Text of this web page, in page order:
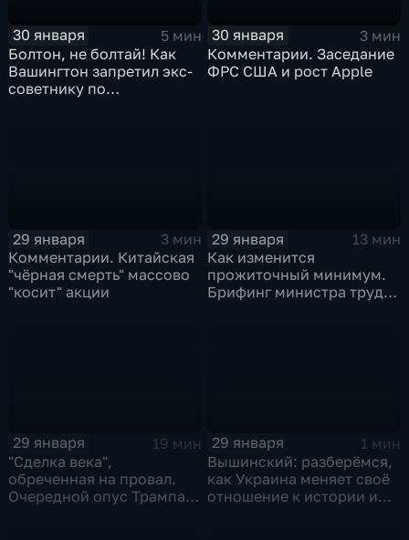
30 января
5 мин
Болтон, не болтай! Как
Вашингтон запретил экс-
советнику по
30 января
3 мин
Комментарии. Заседание
ФРС США и рост Apple
29 января
3 мин
Комментарии. Китайская
"чёрная смерть" массово
"косит" акции
29 января
13 мин
Как изменится
прожиточный минимум.
Брифинг министра труда
29 января
19 мин
"Сделка века",
обреченная на провал.
Очередной опус Трампа.
29 января
1 мин
Вышинский: разберёмся,
как Украина меняет своё
отношение к истории и